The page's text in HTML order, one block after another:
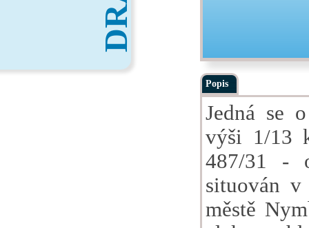
Popis
Jedná se
výši 1/13
487/31 -
situován
městě